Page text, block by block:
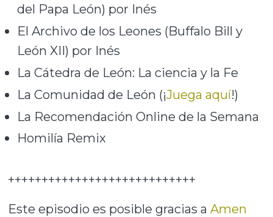
del Papa León) por Inés
El Archivo de los Leones (Buffalo Bill y
León XII) por Inés
La Cátedra de León: La ciencia y la Fe
La Comunidad de León (¡Juega aquí!)
La Recomendación Online de la Semana
Homilía Remix
++++++++++++++++++++++++++++
Este episodio es posible gracias aAmen